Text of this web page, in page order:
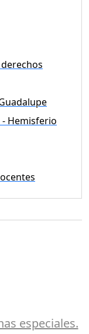
- Hemisferio
especiales.